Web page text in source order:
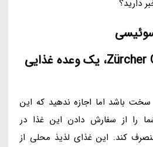
دارید؟
1- Zürcher Geschnetzeltes، یک وعده غذایی
باشد اما اجازه ندهید که این
را از سفارش دادن این غذا در
کند. این غذای لذیذ محلی از